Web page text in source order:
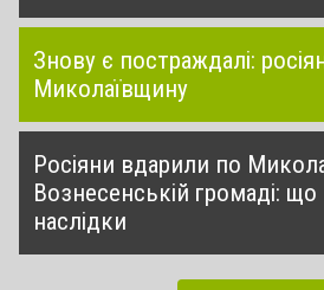
Знову є постраждалі:
Миколаївщину
Росіяни вдарили по
Вознесенській громаді:
наслідки